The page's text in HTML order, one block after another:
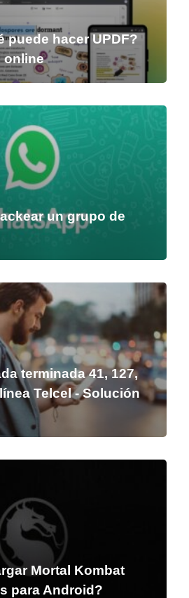
puede hacer UPDF?
online
un grupo de
terminada 41, 127,
Telcel - Solución
Mortal Kombat
para Android?